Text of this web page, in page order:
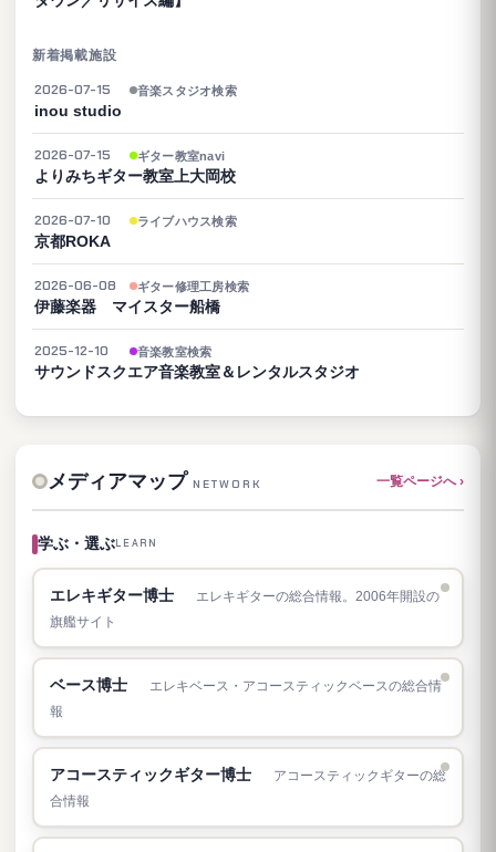
新着掲載施設
2026-07-15 音楽スタジオ検索
inou studio
2026-07-15 ギター教室navi
よりみちギター教室上大岡校
2026-07-10 ライブハウス検索
京都ROKA
2026-06-08 ギター修理工房検索
伊藤楽器 マイスター船橋
2025-12-10 音楽教室検索
サウンドスクエア音楽教室＆レンタルスタジオ
メディアマップ NETWORK 一覧ページへ ›
学ぶ・選ぶLEARN
エレキギター博士
エレキギターの総合情報。2006年開設の
旗艦サイト
ベース博士
エレキベース・アコースティックベースの総合情
報
アコースティックギター博士
アコースティックギターの総
合情報